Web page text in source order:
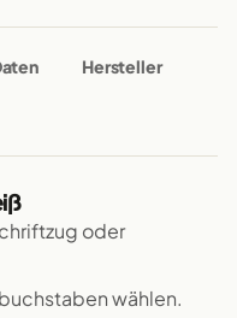
Hersteller
oder
wählen.